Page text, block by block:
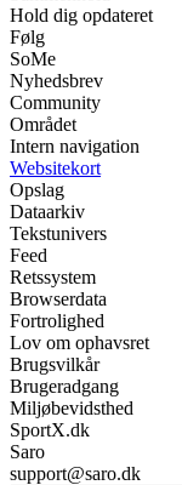
Hold dig opdateret
Følg
SoMe
Nyhedsbrev
Community
Området
Intern navigation
Websitekort
Opslag
Dataarkiv
Tekstunivers
Feed
Retssystem
Browserdata
Fortrolighed
Lov om ophavsret
Brugsvilkår
Brugeradgang
Miljøbevidsthed
SportX.dk
Saro
support@saro.dk